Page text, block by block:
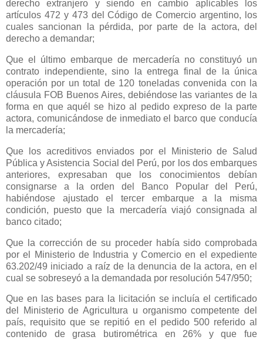
derecho extranjero y siendo en cambio aplicables los
artículos 472 y 473 del Código de Comercio argentino, los
cuales sancionan la pérdida, por parte de la actora, del
derecho a demandar;
Que el último embarque de mercadería no constituyó un
contrato independiente, sino la entrega final de la única
operación por un total de 120 toneladas convenida con la
cláusula FOB Buenos Aires, debiéndose las variantes de la
forma en que aquél se hizo al pedido expreso de la parte
actora, comunicándose de inmediato el barco que conducía
la mercadería;
Que los acreditivos enviados por el Ministerio de Salud
Pública y Asistencia Social del Perú, por los dos embarques
anteriores, expresaban que los conocimientos debían
consignarse a la orden del Banco Popular del Perú,
habiéndose ajustado el tercer embarque a la misma
condición, puesto que la mercadería viajó consignada al
banco citado;
Que la corrección de su proceder había sido comprobada
por el Ministerio de Industria y Comercio en el expediente
63.202/49 iniciado a raíz de la denuncia de la actora, en el
cual se sobreseyó a la demandada por resolución 547/950;
Que en las bases para la licitación se incluía el certificado
del Ministerio de Agricultura u organismo competente del
país, requisito que se repitió en el pedido 500 referido al
contenido de grasa butirométrica en 26% y que fue